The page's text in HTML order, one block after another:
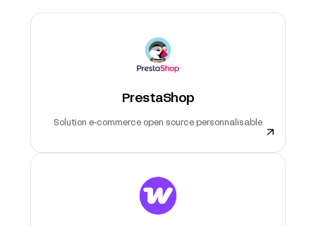
PrestaShop
Solution e-commerce open source personnalisable